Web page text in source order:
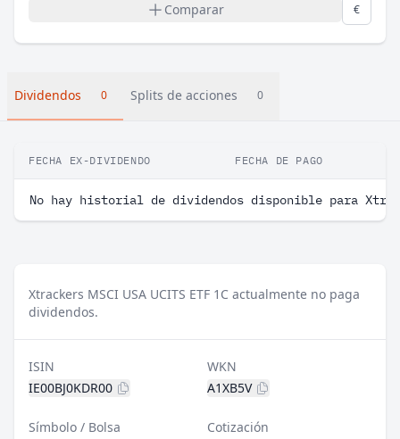
Comparar €
Dividendos 0 Splits de acciones 0
FECHA EX-DIVIDENDO FECHA DE PAGO
No hay historial de dividendos disponible para
Xtrackers MSCI USA UCITS ETF 1C actualmente no paga
dividendos.
ISIN
IE00BJ0KDR00
WKN
A1XB5V
Símbolo / Bolsa
Cotización